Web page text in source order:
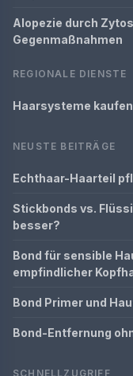
Alopezie durch
Gegenmaßnahmen
REGIONALE DIENSTE
Haarsysteme kaufen
NEUSTE BEITRÄGE
Echthaar-Haarteil
Stickbonds vs.
besser?
Bond für sensible
empfindlicher
Bond Primer und
Bond-Entfernung
SCHNELLZUGRIFF